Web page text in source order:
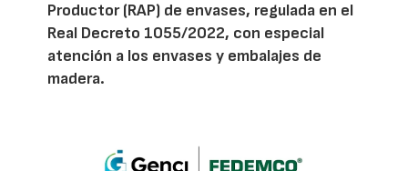
Productor (RAP) de envases, regulada en el
Real Decreto 1055/2022, con especial
atención a los envases y embalajes de
madera.